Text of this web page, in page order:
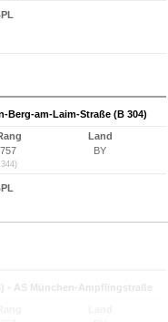
Berg-am-Laim-Straße (B 304)
Land
BY
- AS München-Ampflingstraße